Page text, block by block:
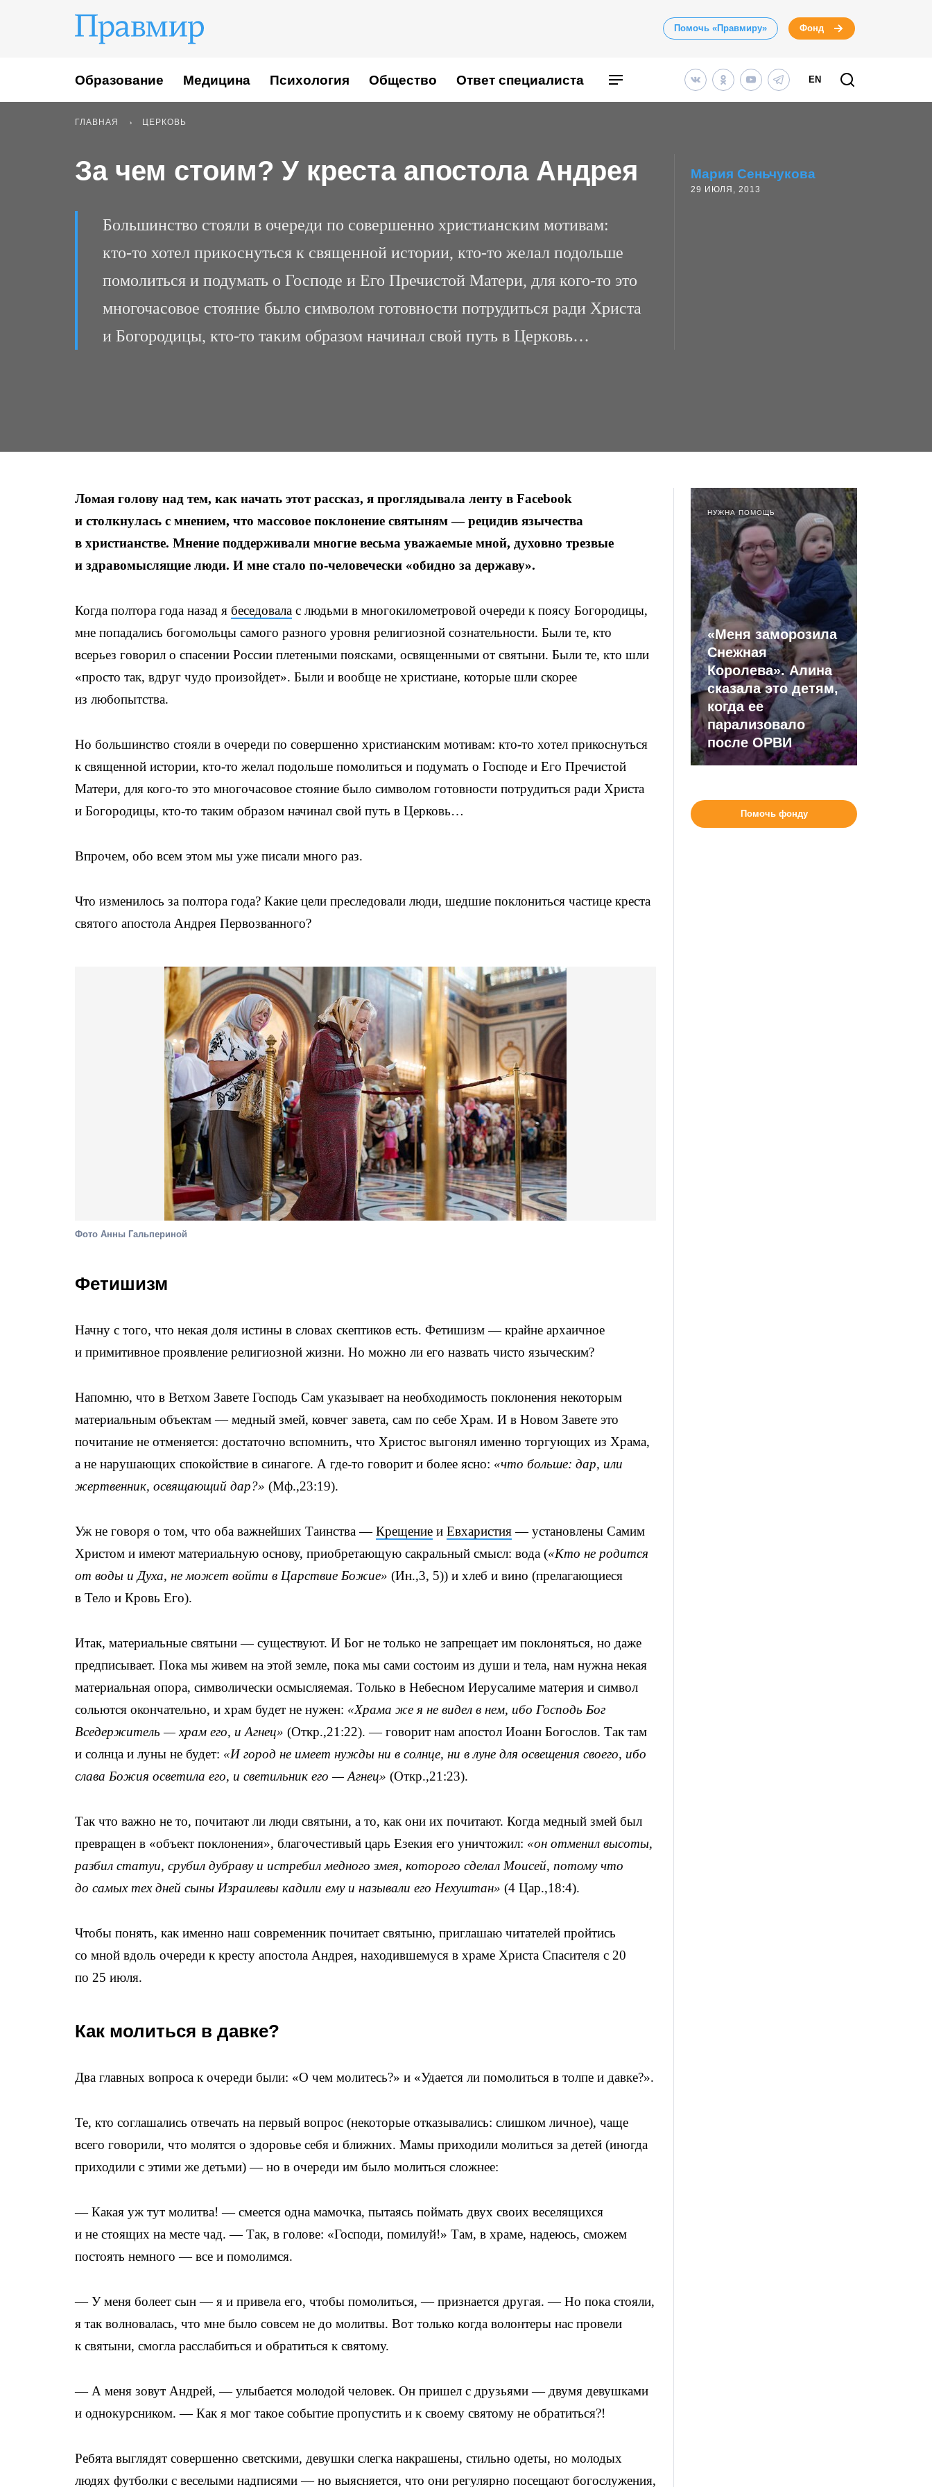
Помочь «Правмиру» Фонд
Образование Медицина Психология Общество Ответ специалиста EN
ГЛАВНАЯ ЦЕРКОВЬ
За чем стоим? У креста апостола Андрея
Большинство стояли в очереди по совершенно христианским мотивам:
кто-то хотел прикоснуться к священной истории, кто-то желал подольше
помолиться и подумать о Господе и Его Пречистой Матери, для кого-то это
многочасовое стояние было символом готовности потрудиться ради Христа
и Богородицы, кто-то таким образом начинал свой путь в Церковь…
Мария Сеньчукова
29 ИЮЛЯ, 2013
Ломая голову над тем, как начать этот рассказ, я проглядывала ленту в Facebook
и столкнулась с мнением, что массовое поклонение святыням — рецидив язычества
в христианстве. Мнение поддерживали многие весьма уважаемые мной, духовно трезвые
и здравомыслящие люди. И мне стало по-человечески «обидно за державу».
Когда полтора года назад я беседовала с людьми в многокилометровой очереди к поясу Богородицы,
мне попадались богомольцы самого разного уровня религиозной сознательности. Были те, кто
всерьез говорил о спасении России плетеными поясками, освященными от святыни. Были те, кто шли
«просто так, вдруг чудо произойдет». Были и вообще не христиане, которые шли скорее
из любопытства.
Но большинство стояли в очереди по совершенно христианским мотивам: кто-то хотел прикоснуться
к священной истории, кто-то желал подольше помолиться и подумать о Господе и Его Пречистой
Матери, для кого-то это многочасовое стояние было символом готовности потрудиться ради Христа
и Богородицы, кто-то таким образом начинал свой путь в Церковь…
Впрочем, обо всем этом мы уже писали много раз.
Что изменилось за полтора года? Какие цели преследовали люди, шедшие поклониться частице креста
святого апостола Андрея Первозванного?
Фото Анны Гальпериной
Фетишизм
Начну с того, что некая доля истины в словах скептиков есть. Фетишизм — крайне архаичное
и примитивное проявление религиозной жизни. Но можно ли его назвать чисто языческим?
Напомню, что в Ветхом Завете Господь Сам указывает на необходимость поклонения некоторым
материальным объектам — медный змей, ковчег завета, сам по себе Храм. И в Новом Завете это
почитание не отменяется: достаточно вспомнить, что Христос выгонял именно торгующих из Храма,
а не нарушающих спокойствие в синагоге. А где-то говорит и более ясно: «что больше: дар, или
жертвенник, освящающий дар?» (Мф.,23:19).
Уж не говоря о том, что оба важнейших Таинства —Крещение и Евхаристия— установлены Самим
Христом и имеют материальную основу, приобретающую сакральный смысл: вода («Кто не родится
от воды и Духа, не может войти в Царствие Божие» (Ин.,3, 5)) и хлеб и вино (прелагающиеся
в Тело и Кровь Его).
Итак, материальные святыни — существуют. И Бог не только не запрещает им поклоняться, но даже
предписывает. Пока мы живем на этой земле, пока мы сами состоим из души и тела, нам нужна некая
материальная опора, символически осмысляемая. Только в Небесном Иерусалиме материя и символ
сольются окончательно, и храм будет не нужен: «Храма же я не видел в нем, ибо Господь Бог
Вседержитель — храм его, и Агнец» (Откр.,21:22). — говорит нам апостол Иоанн Богослов. Так там
и солнца и луны не будет: «И город не имеет нужды ни в солнце, ни в луне для освещения своего, ибо
слава Божия осветила его, и светильник его — Агнец» (Откр.,21:23).
Так что важно не то, почитают ли люди святыни, а то, как они их почитают. Когда медный змей был
превращен в «объект поклонения», благочестивый царь Езекия его уничтожил: «он отменил высоты,
разбил статуи, срубил дубраву и истребил медного змея, которого сделал Моисей, потому что
до самых тех дней сыны Израилевы кадили ему и называли его Нехуштан» (4 Цар.,18:4).
Чтобы понять, как именно наш современник почитает святыню, приглашаю читателей пройтись
со мной вдоль очереди к кресту апостола Андрея, находившемуся в храме Христа Спасителя с 20
по 25 июля.
Как молиться в давке?
Два главных вопроса к очереди были: «О чем молитесь?» и «Удается ли помолиться в толпе и давке?».
Те, кто соглашались отвечать на первый вопрос (некоторые отказывались: слишком личное), чаще
всего говорили, что молятся о здоровье себя и ближних. Мамы приходили молиться за детей (иногда
приходили с этими же детьми) — но в очереди им было молиться сложнее:
— Какая уж тут молитва! — смеется одна мамочка, пытаясь поймать двух своих веселящихся
и не стоящих на месте чад. — Так, в голове: «Господи, помилуй!» Там, в храме, надеюсь, сможем
постоять немного — все и помолимся.
— У меня болеет сын — я и привела его, чтобы помолиться, — признается другая. — Но пока стояли,
я так волновалась, что мне было совсем не до молитвы. Вот только когда волонтеры нас провели
к святыни, смогла расслабиться и обратиться к святому.
— А меня зовут Андрей, — улыбается молодой человек. Он пришел с друзьями — двумя девушками
и однокурсником. — Как я мог такое событие пропустить и к своему святому не обратиться?!
Ребята выглядят совершенно светскими, девушки слегка накрашены, стильно одеты, но молодых
людях футболки с веселыми надписями — но выясняется, что они регулярно посещают богослужения,
НУЖНА ПОМОЩЬ
«Меня заморозила
Снежная
Королева». Алина
сказала это детям,
когда ее
парализовало
после ОРВИ
Помочь фонду